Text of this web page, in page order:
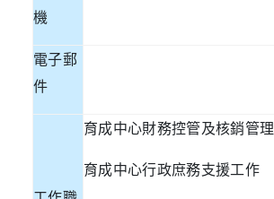
機
電子郵
件
育成中心財務控管及核銷管理
育成中心行政庶務支援工作